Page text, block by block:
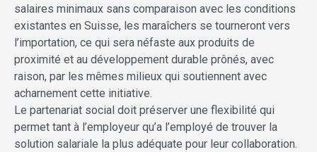
salaires minimaux sans comparaison avec les conditions
existantes en Suisse, les maraîchers se tourneront vers
l’importation, ce qui sera néfaste aux produits de
proximité et au développement durable prônés, avec
raison, par les mêmes milieux qui soutiennent avec
acharnement cette initiative.
Le partenariat social doit préserver une flexibilité qui
permet tant à l’employeur qu’a l’employé de trouver la
solution salariale la plus adéquate pour leur collaboration.